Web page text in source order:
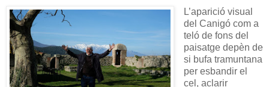
L’aparició visual
del Canigó com a
teló de fons del
paisatge depèn de
si bufa tramuntana
per esbandir el
cel, aclarir